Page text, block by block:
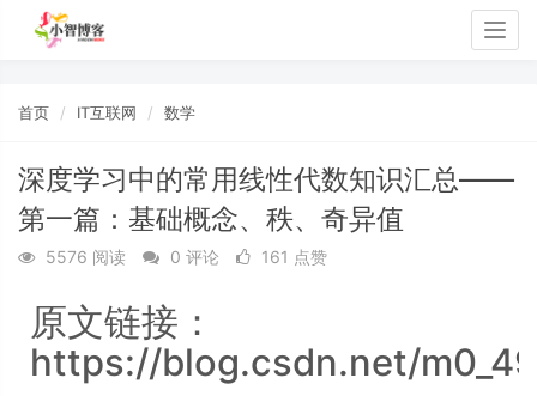
首页 IT互联网 数学
深度学习中的常用线性代数知识汇总——
第一篇：基础概念、秩、奇异值
5576 阅读 0 评论 161 点赞
原文链接：
https://blog.csdn.net/